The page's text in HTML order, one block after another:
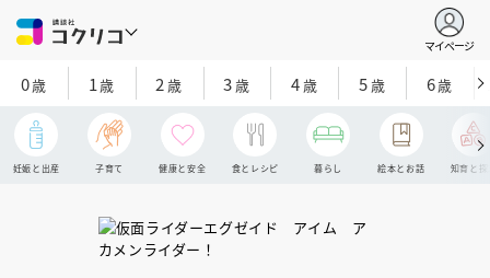
マイページ
0歳 1歳 2 歳 3歳 4歳 5歳 6歳
妊娠と出産 子育て 健康と安全 食とレシピ 暮らし 絵本とお話 知育と探